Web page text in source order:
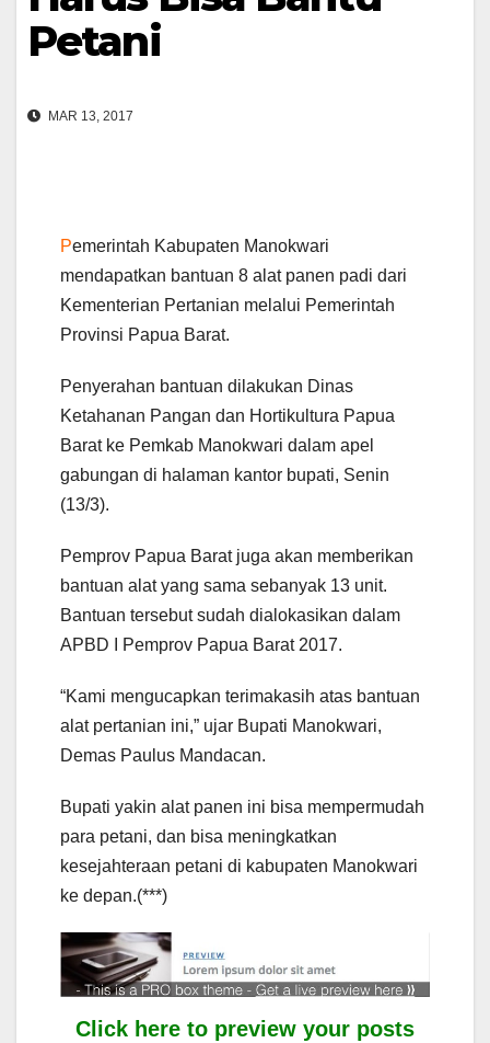
Petani
MAR 13, 2017
Pemerintah Kabupaten Manokwari
mendapatkan bantuan 8 alat panen padi dari
Kementerian Pertanian melalui Pemerintah
Provinsi Papua Barat.
Penyerahan bantuan dilakukan Dinas
Ketahanan Pangan dan Hortikultura Papua
Barat ke Pemkab Manokwari dalam apel
gabungan di halaman kantor bupati, Senin
(13/3).
Pemprov Papua Barat juga akan memberikan
bantuan alat yang sama sebanyak 13 unit.
Bantuan tersebut sudah dialokasikan dalam
APBD I Pemprov Papua Barat 2017.
“Kami mengucapkan terimakasih atas bantuan
alat pertanian ini,” ujar Bupati Manokwari,
Demas Paulus Mandacan.
Bupati yakin alat panen ini bisa mempermudah
para petani, dan bisa meningkatkan
kesejahteraan petani di kabupaten Manokwari
ke depan.(***)
Click here to preview your posts